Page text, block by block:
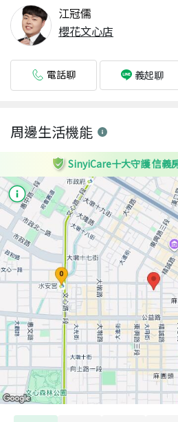
江冠儒
櫻花文心店
電話聊 義起聊
周邊生活機能
SinyiCare十大守護 信義